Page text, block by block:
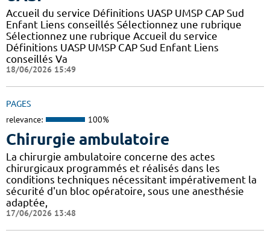
Accueil du service Définitions UASP UMSP CAP Sud
Enfant Liens conseillés Sélectionnez une rubrique
Sélectionnez une rubrique Accueil du service
Définitions UASP UMSP CAP Sud Enfant Liens
conseillés Va
18/06/2026 15:49
PAGES
relevance: 100%
Chirurgie ambulatoire
La chirurgie ambulatoire concerne des actes
chirurgicaux programmés et réalisés dans les
conditions techniques nécessitant impérativement la
sécurité d'un bloc opératoire, sous une anesthésie
adaptée,
17/06/2026 13:48